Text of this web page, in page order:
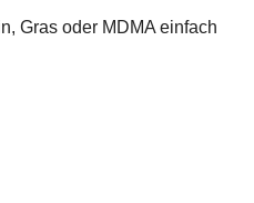
Gras oder MDMA einfach